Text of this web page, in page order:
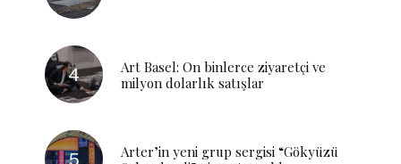
Art Basel: On binlerce ziyaretçi ve
milyon dolarlık satışlar
Arter’in yeni grup sergisi “Gökyüzü